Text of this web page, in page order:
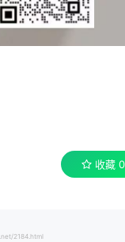
收藏 0
2184.html